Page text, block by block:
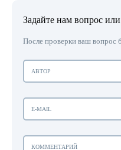
Задайте нам вопрос
После проверки ваш вопрос